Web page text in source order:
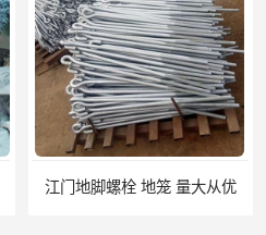
江门地脚螺栓 地笼 量大从优